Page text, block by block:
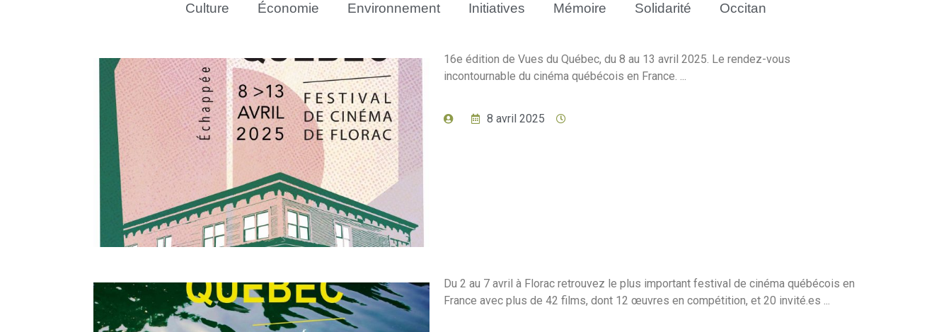
Culture Économie Environnement Initiatives Mémoire Solidarité Occitan
16e édition de Vues du Québec, du 8 au 13 avril 2025. Le rendez-vous
incontournable du cinéma québécois en France. ...
8 avril 2025
Du 2 au 7 avril à Florac retrouvez le plus important festival de cinéma québécois en
France avec plus de 42 films, dont 12 œuvres en compétition, et 20 invité.es ...